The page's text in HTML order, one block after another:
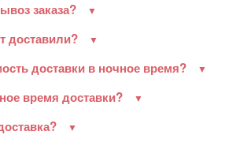
заказа?
доставили?
доставки в ночное время?
время доставки?